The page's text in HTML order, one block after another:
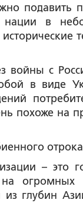
подавить
в
войны с
в виде
похоже на
– это
огромных
из глубин